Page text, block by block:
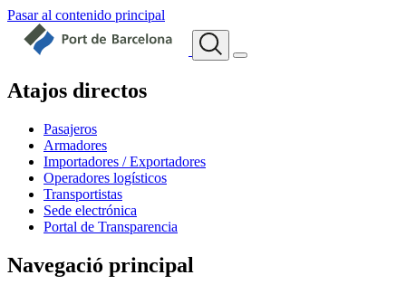
Pasar al contenido principal
Atajos directos
Pasajeros
Armadores
Importadores / Exportadores
Operadores logísticos
Transportistas
Sede electrónica
Portal de Transparencia
Navegació principal